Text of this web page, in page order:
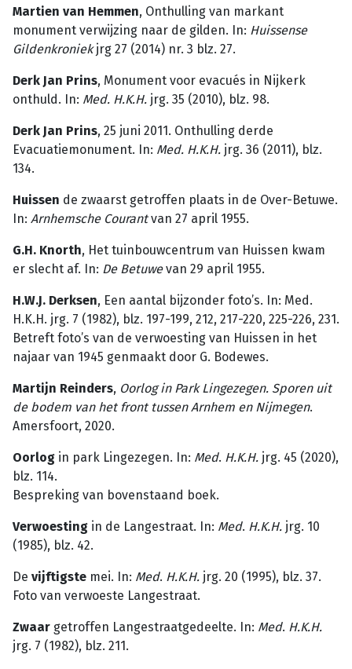
Martien van Hemmen, Onthulling van markant
monument verwijzing naar de gilden. In: Huissense
Gildenkroniekjrg 27 (2014) nr. 3 blz. 27.
Derk Jan Prins, Monument voor evacués in Nijkerk
onthuld. In: Med. H.K.H. jrg. 35 (2010), blz. 98.
Derk Jan Prins, 25 juni 2011. Onthulling derde
Evacuatiemonument. In: Med. H.K.H. jrg. 36 (2011), blz.
134.
Huissen de zwaarst getroffen plaats in de Over-Betuwe.
In: Arnhemsche Courantvan 27 april 1955.
G.H. Knorth, Het tuinbouwcentrum van Huissen kwam
er slecht af. In: De Betuwevan 29 april 1955.
H.W.J. Derksen, Een aantal bijzonder foto’s. In: Med.
H.K.H. jrg. 7 (1982), blz. 197-199, 212, 217-220, 225-226, 231.
Betreft foto’s van de verwoesting van Huissen in het
najaar van 1945 genmaakt door G. Bodewes.
Martijn Reinders, Oorlog in Park Lingezegen. Sporen uit
de bodem van het front tussen Arnhem en Nijmegen.
Amersfoort, 2020.
Oorlog in park Lingezegen. In: Med. H.K.H. jrg. 45 (2020),
blz. 114.
Bespreking van bovenstaand boek.
Verwoesting in de Langestraat. In: Med. H.K.H. jrg. 10
(1985), blz. 42.
De vijftigste mei. In: Med. H.K.H. jrg. 20 (1995), blz. 37.
Foto van verwoeste Langestraat.
Zwaar getroffen Langestraatgedeelte. In: Med. H.K.H.
jrg. 7 (1982), blz. 211.